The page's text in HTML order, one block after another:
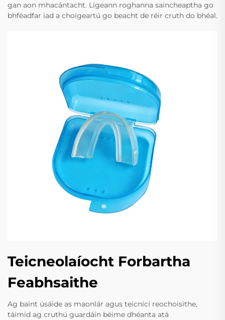
gan aon mhacántacht. Ligeann roghanna saincheaptha go
bhféadfar iad a choigeartú go beacht de réir cruth do bhéal.
Teicneolaíocht Forbartha
Feabhsaithe
Ag baint úsáide as maonlár agus teicnící reochoisithe,
táimid ag cruthú guardáin béime dhéanta atá